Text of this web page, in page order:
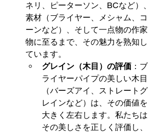
ネリ、ピーターソン、BCなど）、
素材（ブライヤー、メシャム、コ
ーンなど）、そして一点物の作家
物に至るまで、その魅力を熟知し
ています。
グレイン（木目）の評価 ：ブ
ライヤーパイプの美しい木目
（バーズアイ、ストレートグ
レインなど）は、その価値を
大きく左右します。私たちは
その美しさを正しく評価し、